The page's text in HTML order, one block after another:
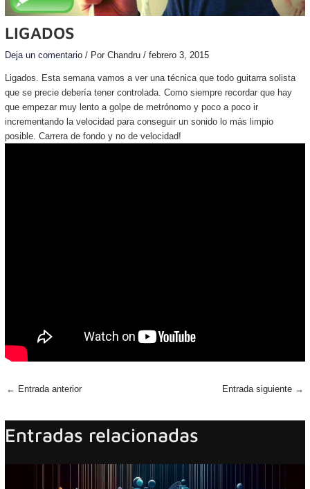
LIGADOS
Deja un comentario / Por Chandru / febrero 3, 2015
Ligados. Esta semana vamos a ver una técnica que todo guitarra solista
que se precie debería tener controlada. Como siempre recordar que hay
que empezar muy lento a golpe de metrónomo y poco a poco ir
incrementando la velocidad para conseguir un sonido lo más limpio
posible. Carrera de fondo y no de velocidad!
← Entrada anterior Entrada siguiente →
Entradas relacionadas